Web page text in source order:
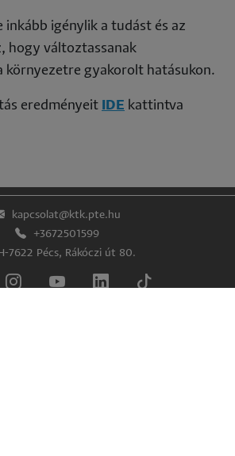
inkább igénylik a tudást és az
hogy változtassanak
környezetre gyakorolt hatásukon.
eredményeit IDE kattintva
kapcsolat@ktk.pte.hu
+3672501599
H-7622 Pécs, Rákóczi út 80.